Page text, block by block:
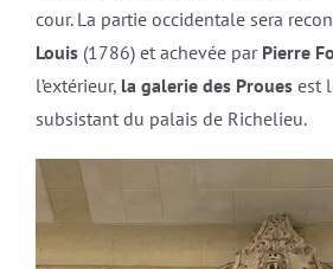
cour. La partie occidentale sera
Louis(1786) et achevée par Pierre
l’extérieur, la galerie des Prouesest
subsistant du palais de Richelieu.